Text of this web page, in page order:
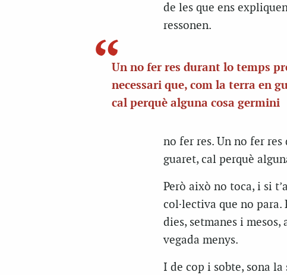
de les que ens
ressonen.
Un no fer res durant lo temps
necessari que, com la terra en
cal perquè alguna cosa germini
no fer res. Un no fer
guaret, cal perquè
Però això no toca, i si
col·lectiva que no
dies, setmanes i
vegada menys.
I de cop i sobte, sona la